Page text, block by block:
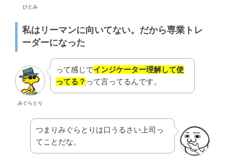
ひとみ
私はリーマンに向いてない。だから専業トレ
ーダーになった
みぐらとり
って感じでインジケーター理解して使
ってる？ って言ってるんです。
つまりみぐらとりは口うるさい上司っ
てことだな。